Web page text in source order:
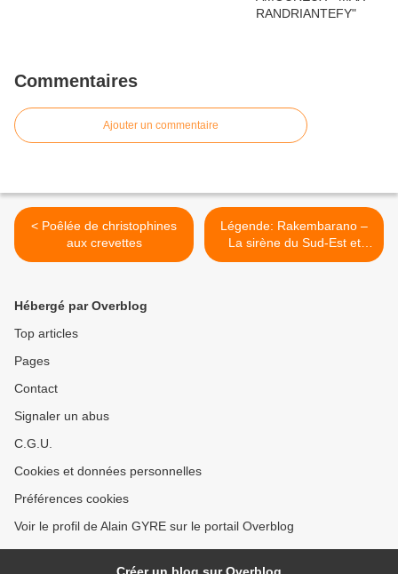
Commentaires
Ajouter un commentaire
< Poêlée de christophines
aux crevettes
Légende: Rakembarano –
La sirène du Sud-Est et
l’origine du peuple
Hébergé par Overblog
Top articles
Pages
Contact
Signaler un abus
C.G.U.
Cookies et données personnelles
Préférences cookies
Voir le profil de Alain GYRE sur le portail Overblog